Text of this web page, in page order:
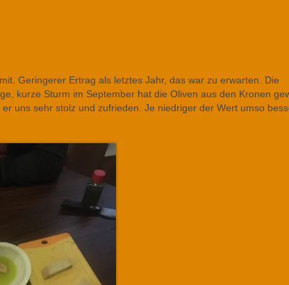
Geringerer Ertrag als letztes Jahr, das war zu erwarten. Die
kurze Sturm im September hat die Oliven aus den Kronen
uns sehr stolz und zufrieden. Je niedriger der Wert umso